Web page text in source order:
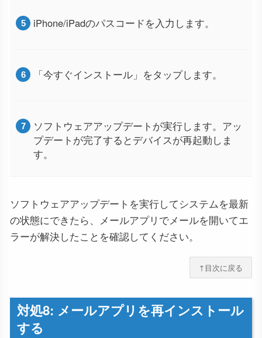
iPhone/iPadのパスコードを入力します。
「今すぐインストール」をタップします。
ソフトウェアアップデートが実行します。アッ
プデートが完了するとデバイスが再起動しま
す。
ソフトウェアアップデートを実行してシステムを最新
の状態にできたら、メールアプリでメールを開いてエ
ラーが解決したことを確認してください。
↑目次に戻る
対処8: メールアプリを再インストール
する